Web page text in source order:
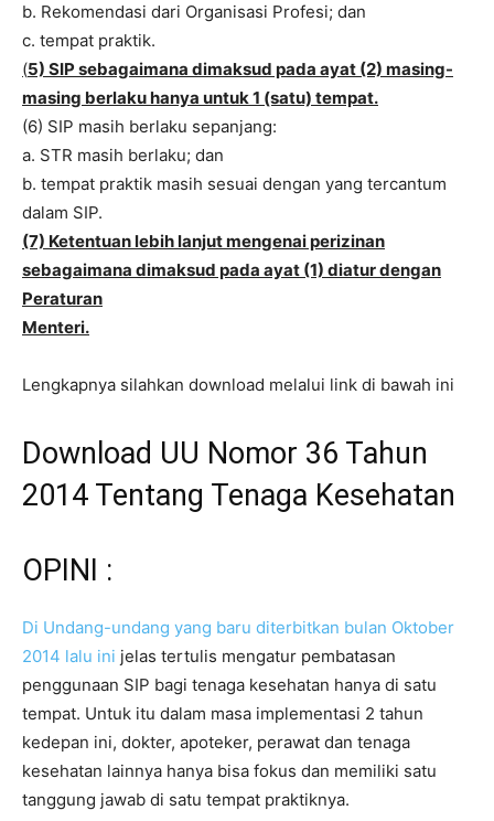
b. Rekomendasi dari Organisasi Profesi; dan
c. tempat praktik.
(5) SIP sebagaimana dimaksud pada ayat (2) masing-
masing berlaku hanya untuk 1 (satu) tempat.
(6) SIP masih berlaku sepanjang:
a. STR masih berlaku; dan
b. tempat praktik masih sesuai dengan yang tercantum
dalam SIP.
(7) Ketentuan lebih lanjut mengenai perizinan
sebagaimana dimaksud pada ayat (1) diatur dengan
Peraturan
Menteri.
Lengkapnya silahkan download melalui link di bawah ini
Download UU Nomor 36 Tahun
2014 Tentang Tenaga Kesehatan
OPINI :
Di Undang-undang yang baru diterbitkan bulan Oktober
2014 lalu ini jelas tertulis mengatur pembatasan
penggunaan SIP bagi tenaga kesehatan hanya di satu
tempat. Untuk itu dalam masa implementasi 2 tahun
kedepan ini, dokter, apoteker, perawat dan tenaga
kesehatan lainnya hanya bisa fokus dan memiliki satu
tanggung jawab di satu tempat praktiknya.